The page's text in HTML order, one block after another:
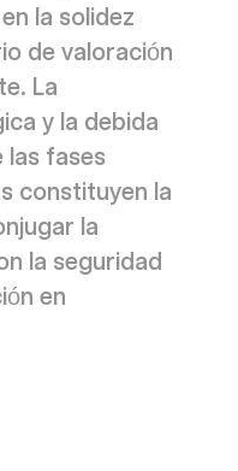
la solidez
de valoración
La
y la debida
las fases
constituyen la
la
la seguridad
en